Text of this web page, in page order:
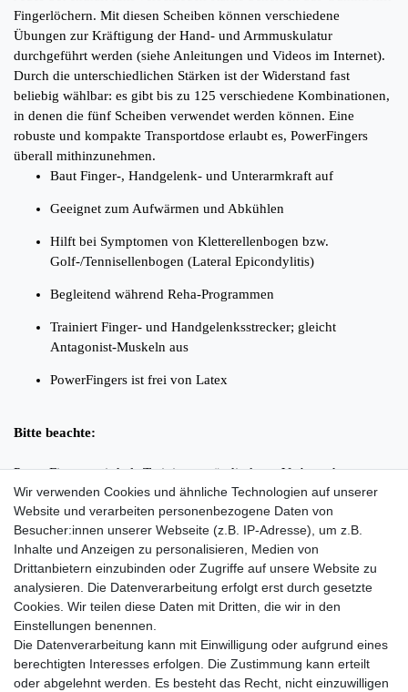
Fingerlöchern. Mit diesen Scheiben können verschiedene
Übungen zur Kräftigung der Hand- und Armmuskulatur
durchgeführt werden (siehe Anleitungen und Videos im Internet).
Durch die unterschiedlichen Stärken ist der Widerstand fast
beliebig wählbar: es gibt bis zu 125 verschiedene Kombinationen,
in denen die fünf Scheiben verwendet werden können. Eine
robuste und kompakte Transportdose erlaubt es, PowerFingers
überall mithinzunehmen.
Baut Finger-, Handgelenk- und Unterarmkraft auf
Geeignet zum Aufwärmen und Abkühlen
Hilft bei Symptomen von Kletterellenbogen bzw.
Golf-/Tennisellenbogen (Lateral Epicondylitis)
Begleitend während Reha-Programmen
Trainiert Finger- und Handgelenksstrecker; gleicht
Antagonist-Muskeln aus
PowerFingers ist frei von Latex
Bitte beachte:
PowerFingers wird als Trainingsgerät direkt an Verbraucher
verkauft. Es ist kein Medizin- oder Reha-Produkt. Aussagen zu
diesen Themen sind lediglich Referenzen und Erfahrungsberichte
von einzelnen Nutzern. Falls während der Nutzung Schmerzen
oder Irritationen auftreten sollten, brich’ das Training mit
PowerFingers sofort ab und wende Dich an einen Arzt.
Lieferzeit etwa 1 bis 3 Werktage
Wir verwenden Cookies und ähnliche Technologien auf unserer
Website und verarbeiten personenbezogene Daten von
Besucher:innen unserer Webseite (z.B. IP-Adresse), um z.B.
Inhalte und Anzeigen zu personalisieren, Medien von
Drittanbietern einzubinden oder Zugriffe auf unsere Website zu
analysieren. Die Datenverarbeitung erfolgt erst durch gesetzte
Cookies. Wir teilen diese Daten mit Dritten, die wir in den
Einstellungen benennen.
Die Datenverarbeitung kann mit Einwilligung oder aufgrund eines
berechtigten Interesses erfolgen. Die Zustimmung kann erteilt
oder abgelehnt werden. Es besteht das Recht, nicht einzuwilligen